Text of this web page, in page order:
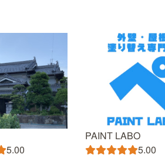
5.00
PAINT LABO
5.00